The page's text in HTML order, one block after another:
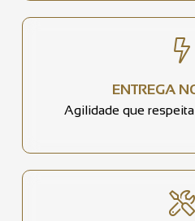
ENTREGA
Agilidade que